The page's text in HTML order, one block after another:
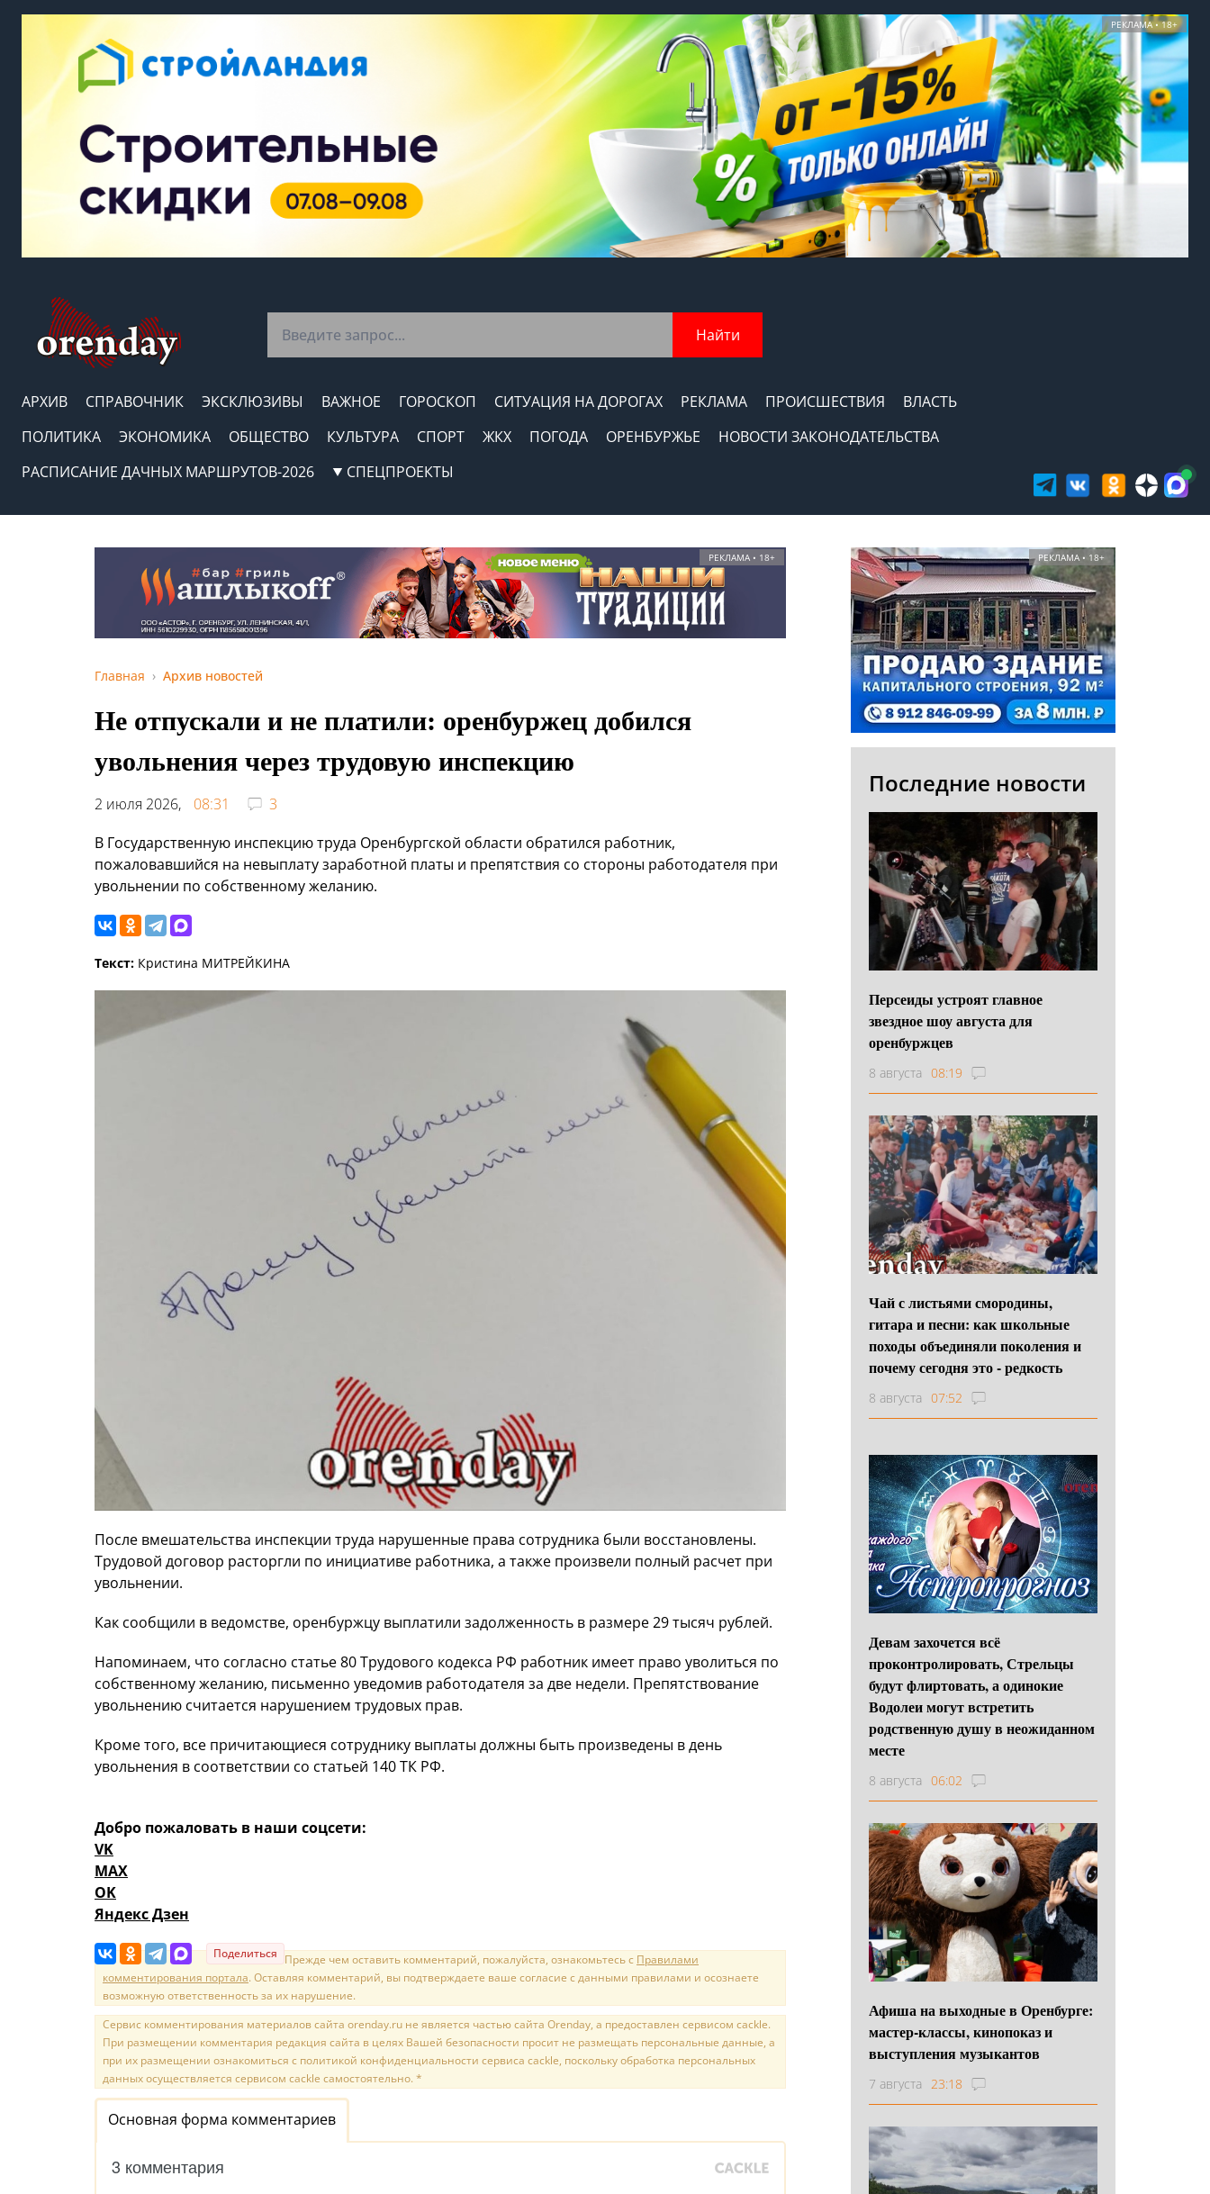
РЕКЛАМА • 18+
Найти
АРХИВ СПРАВОЧНИК ЭКСКЛЮЗИВЫ ВАЖНОЕ ГОРОСКОП СИТУАЦИЯ НА ДОРОГАХ РЕКЛАМА ПРОИСШЕСТВИЯ
ВЛАСТЬ
ПОЛИТИКА
ЭКОНОМИКА ОБЩЕСТВО КУЛЬТУРА СПОРТ ЖКХ ПОГОДА ОРЕНБУРЖЬЕ
НОВОСТИ ЗАКОНОДАТЕЛЬСТВА
РАСПИСАНИЕ ДАЧНЫХ МАРШРУТОВ-2026
СПЕЦПРОЕКТЫ
РЕКЛАМА • 18+
Главная Архив новостей
Не отпускали и не платили: оренбуржец добился
увольнения через трудовую инспекцию
2 июля 2026, 08:31
3
В Государственную инспекцию труда Оренбургской области обратился работник,
пожаловавшийся на невыплату заработной платы и препятствия со стороны работодателя при
увольнении по собственному желанию.
Текст: Кристина МИТРЕЙКИНА
После вмешательства инспекции труда нарушенные права сотрудника были восстановлены.
Трудовой договор расторгли по инициативе работника, а также произвели полный расчет при
увольнении.
Как сообщили в ведомстве, оренбуржцу выплатили задолженность в размере 29 тысяч рублей.
Напоминаем, что согласно статье 80 Трудового кодекса РФ работник имеет право уволиться по
собственному желанию, письменно уведомив работодателя за две недели. Препятствование
увольнению считается нарушением трудовых прав.
Кроме того, все причитающиеся сотруднику выплаты должны быть произведены в день
увольнения в соответствии со статьей 140 ТК РФ.
Добро пожаловать в наши соцсети:
VK
MAX
OK
Яндекс Дзен
Поделиться Прежде чем оставить комментарий, пожалуйста, ознакомьтесь с Правилами
комментирования портала. Оставляя комментарий, вы подтверждаете ваше согласие с данными правилами и осознаете
возможную ответственность за их нарушение.
Сервис комментирования материалов сайта orenday.ru не является частью сайта Orenday, а предоставлен сервисом cackle.
При размещении комментария редакция сайта в целях Вашей безопасности просит не размещать персональные данные, а
при их размещении ознакомиться с политикой конфиденциальности сервиса cackle, поскольку обработка персональных
данных осуществляется сервисом cackle самостоятельно. *
Основная форма комментариев
3 комментария
РЕКЛАМА • 18+
Последние новости
Персеиды устроят главное
звездное шоу августа для
оренбуржцев
8 августа 08:19
Чай с листьями смородины,
гитара и песни: как школьные
походы объединяли поколения и
почему сегодня это - редкость
8 августа 07:52
Девам захочется всё
проконтролировать, Стрельцы
будут флиртовать, а одинокие
Водолеи могут встретить
родственную душу в неожиданном
месте
8 августа 06:02
Афиша на выходные в Оренбурге:
мастер-классы, кинопоказ и
выступления музыкантов
7 августа 23:18